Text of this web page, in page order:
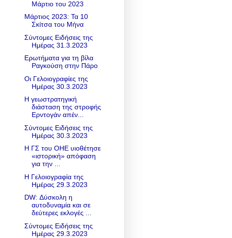
Μάρτιο του 2023
Μάρτιος 2023: Τα 10
Σκίτσα του Μήνα
Σύντομες Ειδήσεις της
Ημέρας 31.3.2023
Ερωτήματα για τη βίλα
Ραγκούση στην Πάρο
Οι Γελοιογραφίες της
Ημέρας 30.3.2023
Η γεωστρατηγική
διάσταση της στροφής
Ερντογάν απέν...
Σύντομες Ειδήσεις της
Ημέρας 30.3.2023
Η ΓΣ του ΟΗΕ υιοθέτησε
«ιστορική» απόφαση
για την ...
Η Γελοιογραφία της
Ημέρας 29.3.2023
DW: Δύσκολη η
αυτοδυναμία και σε
δεύτερες εκλογές ...
Σύντομες Ειδήσεις της
Ημέρας 29.3.2023